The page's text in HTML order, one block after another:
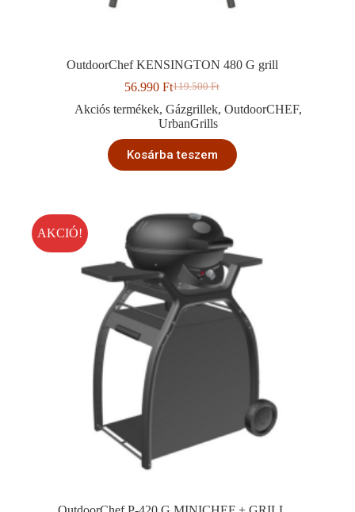
OutdoorChef KENSINGTON 480 G grill
119.500Ft
Original
price
was:
56.990FtCurrent
price
is:
Akciós termékek, Gázgrillek, OutdoorCHEF,
UrbanGrills
Kosárba teszem
AKCIÓ!